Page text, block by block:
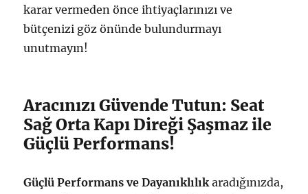
karar vermeden önce ihtiyaçlarınızı ve
bütçenizi göz önünde bulundurmayı
unutmayın!
Aracınızı Güvende Tutun: Seat
Sağ Orta Kapı Direği Şaşmaz ile
Güçlü Performans!
Güçlü Performans ve Dayanıklılıkaradığınızda,